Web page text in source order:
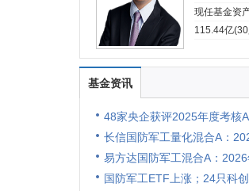
现任基金资
115.44亿
基金资讯
48家央企获评2025年度考核
长信国防军工量化混合A：
易方达国防军工混合A：
国防军工ETF上涨；24只科